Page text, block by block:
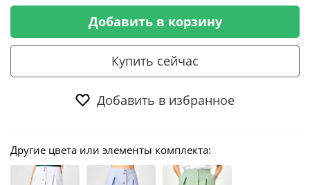
Добавить в корзину
Купить сейчас
Добавить в избранное
Другие цвета или элементы комплекта: